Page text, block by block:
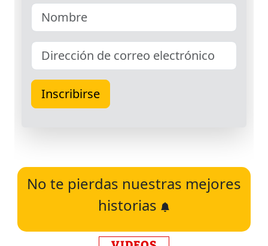
No te pierdas nuestras mejores
historias